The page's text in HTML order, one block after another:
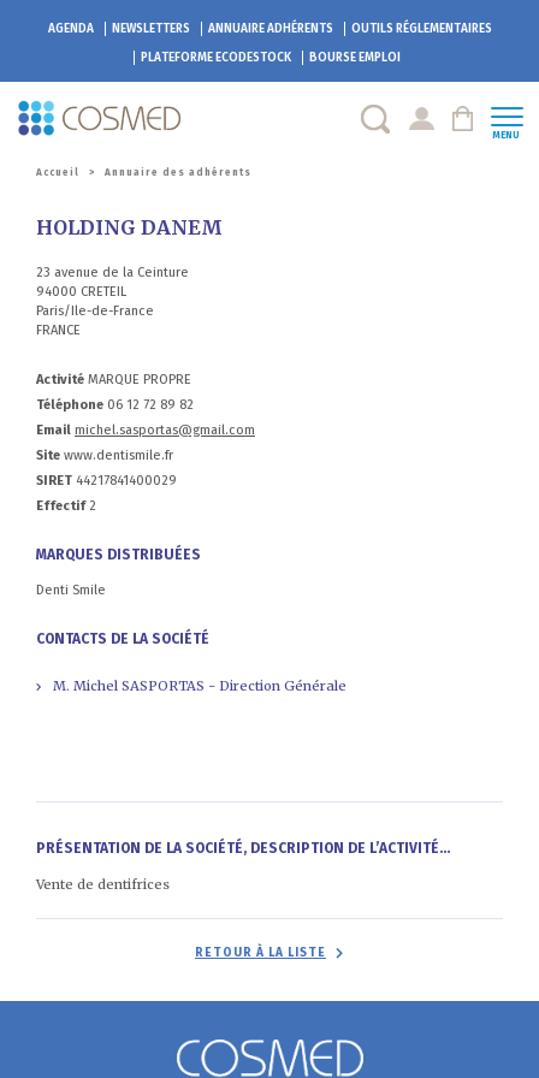
AGENDA NEWSLETTERS ANNUAIRE ADHÉRENTS
OUTILS RÉGLEMENTAIRES
PLATEFORMEECODESTOCK BOURSE EMPLOI
MENU
Accueil > Annuaire des adhérents
HOLDING DANEM
23 avenue de la Ceinture
94000 CRETEIL
Paris/Ile-de-France
FRANCE
Activité MARQUE PROPRE
Téléphone 06 12 72 89 82
Email michel.sasportas@gmail.com
Site www.dentismile.fr
SIRET 44217841400029
Effectif2
MARQUES DISTRIBUÉES
Denti Smile
CONTACTS DE LA SOCIÉTÉ
M. Michel SASPORTAS - Direction Générale
PRÉSENTATION DE LA SOCIÉTÉ, DESCRIPTION DE L’ACTIVITÉ...
Vente de dentifrices
RETOUR À LA LISTE